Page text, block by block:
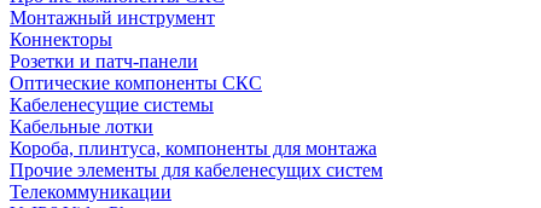
Монтажный инструмент
Коннекторы
Розетки и патч-панели
Оптические компоненты СКС
Кабеленесущие системы
Кабельные лотки
Короба, плинтуса, компоненты для монтажа
Прочие элементы для кабеленесущих систем
Телекоммуникации